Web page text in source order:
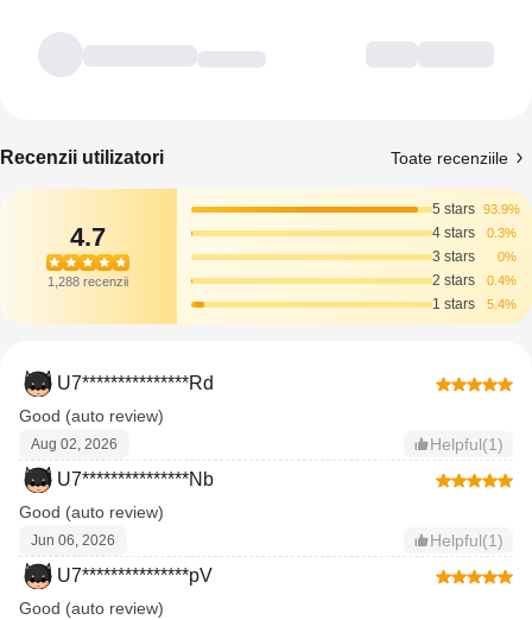
Recenzii utilizatori Toate recenziile
4.7
1,288 recenzii
5 stars 93.9%
4 stars 0.3%
3 stars 0%
2 stars 0.4%
1 stars 5.4%
U7***************Rd
Good (auto review)
Aug 02, 2026 Helpful(1)
U7***************Nb
Good (auto review)
Jun 06, 2026 Helpful(1)
U7***************pV
Good (auto review)